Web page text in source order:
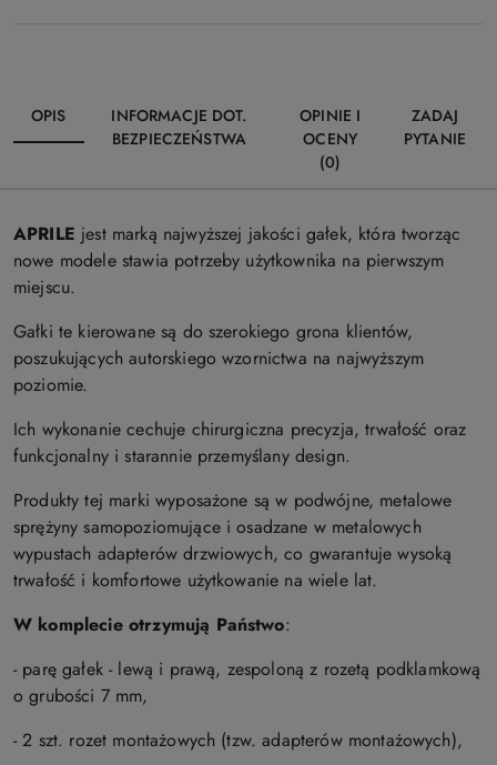
OPIS
INFORMACJE DOT.
BEZPIECZEŃSTWA
OPINIE I
OCENY
(0)
ZADAJ
PYTANIE
APRILE jest marką najwyższej jakości gałek, która tworząc
nowe modele stawia potrzeby użytkownika na pierwszym
miejscu.
Gałki te kierowane są do szerokiego grona klientów,
poszukujących autorskiego wzornictwa na najwyższym
poziomie.
Ich wykonanie cechuje chirurgiczna precyzja, trwałość oraz
funkcjonalny i starannie przemyślany design.
Produkty tej marki wyposażone są w podwójne, metalowe
sprężyny samopoziomujące i osadzane w metalowych
wypustach adapterów drzwiowych, co gwarantuje wysoką
trwałość i komfortowe użytkowanie na wiele lat.
W komplecie otrzymują Państwo:
- parę gałek - lewą i prawą, zespoloną z rozetą podklamkową
o grubości 7 mm,
- 2 szt. rozet montażowych (tzw. adapterów montażowych),